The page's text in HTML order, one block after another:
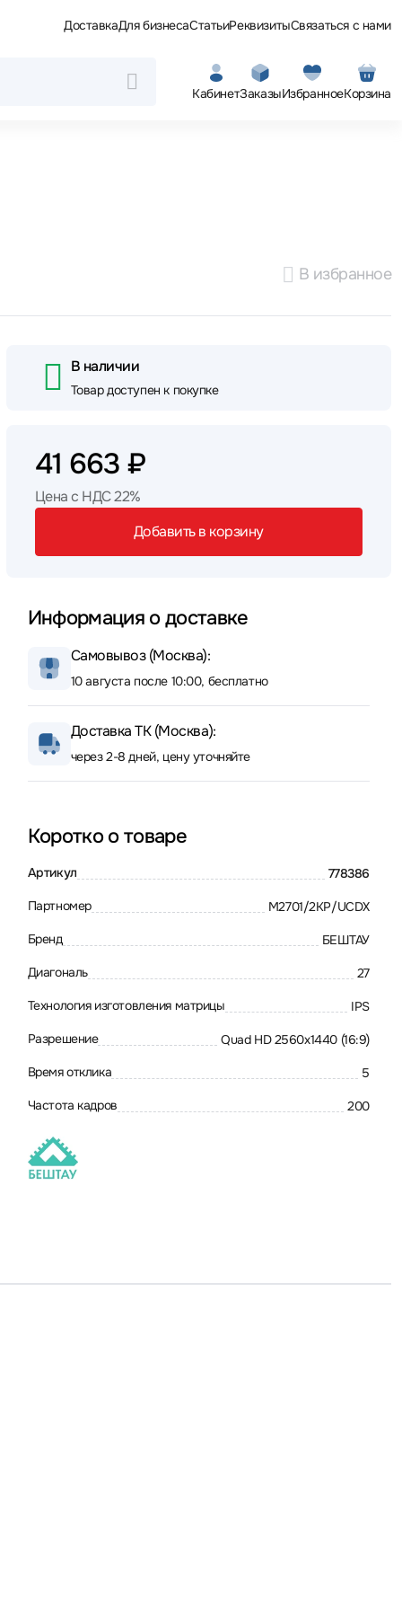
ДоставкаДля бизнесаСтатьиРеквизитыСвязаться с нами
КабинетЗаказыИзбранноеКорзина
В избранное
В наличии
Товар доступен к покупке
41 663 ₽
Цена с НДС 22%
Добавить в корзину
Информация о доставке
Самовывоз (Москва):
10 августа после 10:00, бесплатно
Доставка ТК (Москва):
через 2-8 дней, цену уточняйте
Коротко о товаре
Артикул 778386
Партномер M2701/2KP/UCDX
Бренд БЕШТАУ
Диагональ 27
Технология изготовления матрицы IPS
Разрешение Quad HD 2560x1440 (16:9)
Время отклика 5
Частота кадров 200